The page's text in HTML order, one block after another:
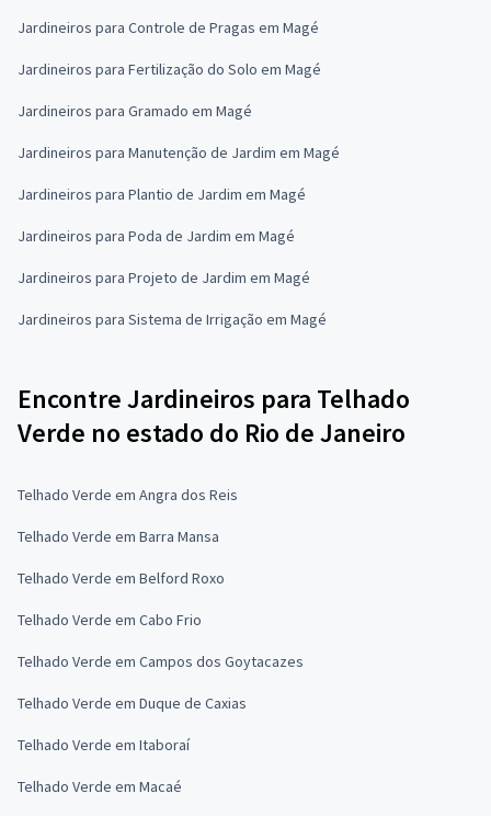
Jardineiros para Controle de Pragas em Magé
Jardineiros para Fertilização do Solo em Magé
Jardineiros para Gramado em Magé
Jardineiros para Manutenção de Jardim em Magé
Jardineiros para Plantio de Jardim em Magé
Jardineiros para Poda de Jardim em Magé
Jardineiros para Projeto de Jardim em Magé
Jardineiros para Sistema de Irrigação em Magé
Encontre Jardineiros para Telhado
Verde no estado do Rio de Janeiro
Telhado Verde em Angra dos Reis
Telhado Verde em Barra Mansa
Telhado Verde em Belford Roxo
Telhado Verde em Cabo Frio
Telhado Verde em Campos dos Goytacazes
Telhado Verde em Duque de Caxias
Telhado Verde em Itaboraí
Telhado Verde em Macaé